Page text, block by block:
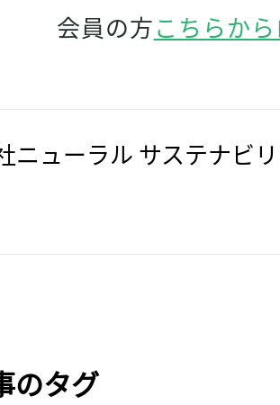
会員の方こちらか
ニューラル サステナビ
のタグ